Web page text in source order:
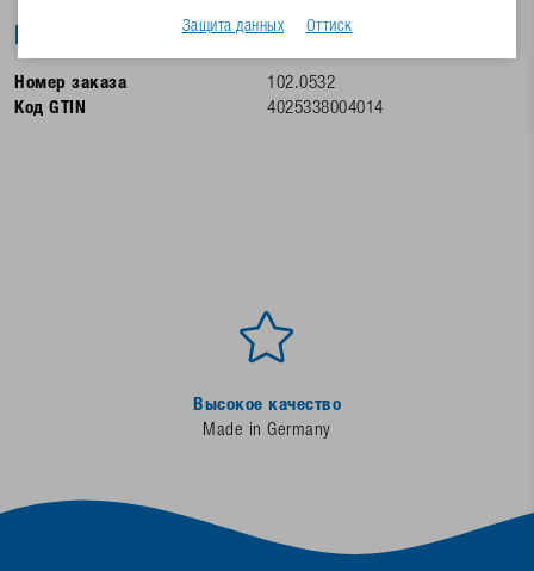
Штанга форсунки
Номер заказа
102.0532
Код GTIN
4025338004014
Высокое качество
Made in Germany
Защита данных Оттиск